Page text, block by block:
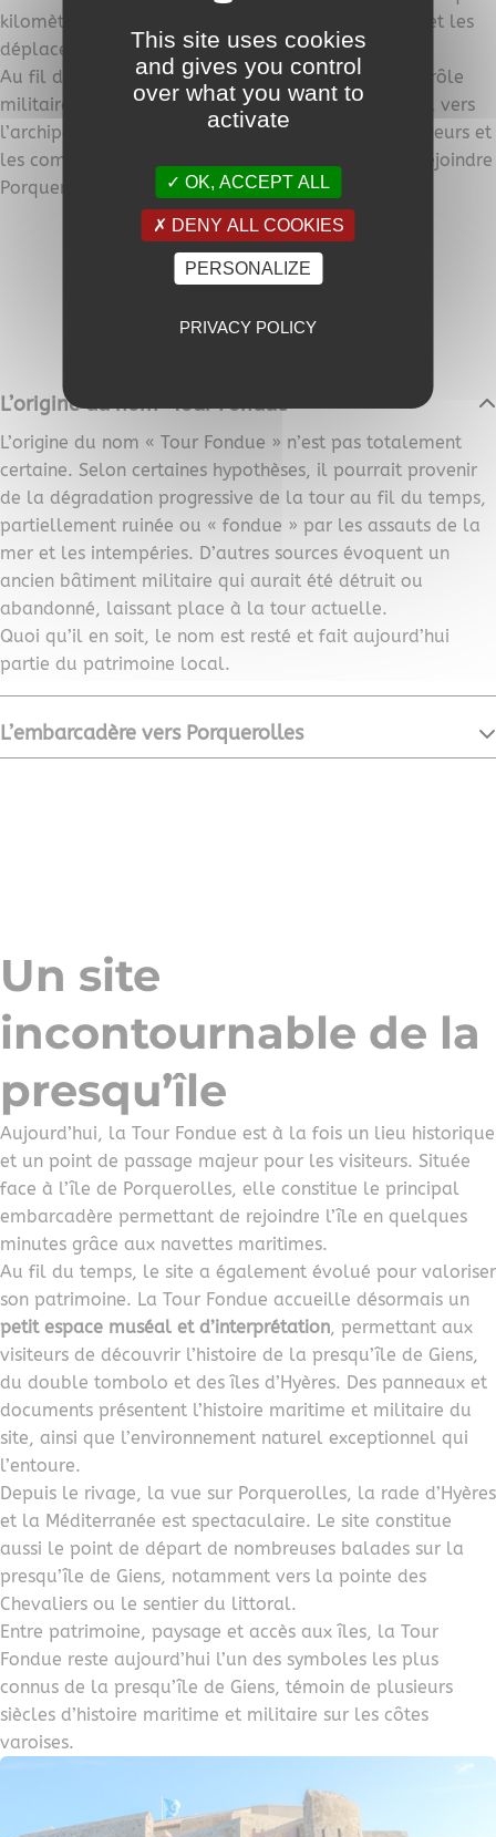
kilomètres, elle permet de contrôler les échanges et les
déplacements entre le continent et les îles.
Au fil du temps, la tour perd progressivement son rôle
militaire, mais le site reste un point d’accès naturel vers
l’archipel des îles d’Hyères. Les pêcheurs, les voyageurs et
les commerçants y transitent régulièrement pour rejoindre
Porquerolles ou Port-Cros.
L’origine du nom “Tour Fondue”
L’origine du nom « Tour Fondue » n’est pas totalement
certaine. Selon certaines hypothèses, il pourrait provenir
de la dégradation progressive de la tour au fil du temps,
partiellement ruinée ou « fondue » par les assauts de la
mer et les intempéries. D’autres sources évoquent un
ancien bâtiment militaire qui aurait été détruit ou
abandonné, laissant place à la tour actuelle.
Quoi qu’il en soit, le nom est resté et fait aujourd’hui
partie du patrimoine local.
L’embarcadère vers Porquerolles
Un site
incontournable de la
presqu’île
Aujourd’hui, la Tour Fondue est à la fois un lieu historique
et un point de passage majeur pour les visiteurs. Située
face à l’île de Porquerolles, elle constitue le principal
embarcadère permettant de rejoindre l’île en quelques
minutes grâce aux navettes maritimes.
Au fil du temps, le site a également évolué pour valoriser
son patrimoine. La Tour Fondue accueille désormais un
petit espace muséal et d’interprétation, permettant aux
visiteurs de découvrir l’histoire de la presqu’île de Giens,
du double tombolo et des îles d’Hyères. Des panneaux et
documents présentent l’histoire maritime et militaire du
site, ainsi que l’environnement naturel exceptionnel qui
l’entoure.
Depuis le rivage, la vue sur Porquerolles, la rade d’Hyères
et la Méditerranée est spectaculaire. Le site constitue
aussi le point de départ de nombreuses balades sur la
presqu’île de Giens, notamment vers la pointe des
Chevaliers ou le sentier du littoral.
Entre patrimoine, paysage et accès aux îles, la Tour
Fondue reste aujourd’hui l’un des symboles les plus
connus de la presqu’île de Giens, témoin de plusieurs
siècles d’histoire maritime et militaire sur les côtes
varoises.
This site uses cookies
and gives you control
over what you want to
activate
OK, ACCEPT ALL
DENY ALL COOKIES
PERSONALIZE
PRIVACY POLICY